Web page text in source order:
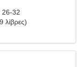
26-32
λίβρες)